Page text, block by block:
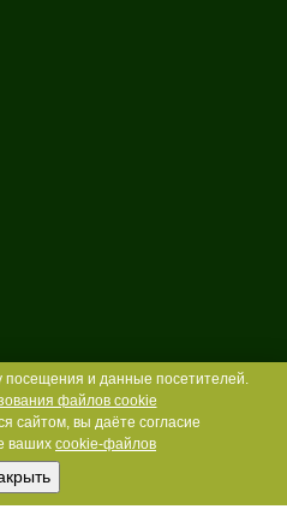
посещения и данные посетителей.
файлов cookie
сайтом, вы даёте согласие
ваших cookie-файлов